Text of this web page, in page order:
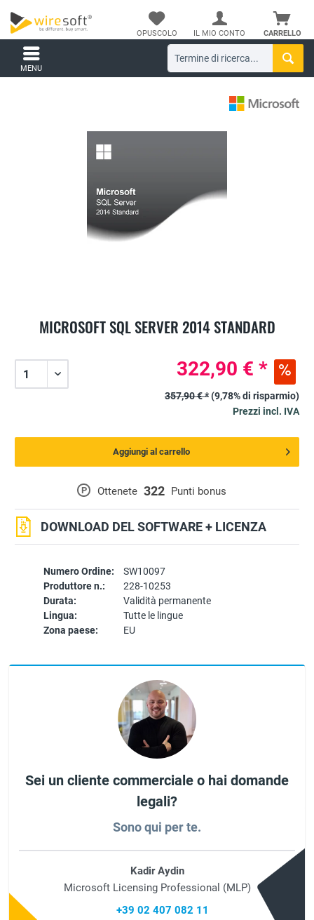
CARRELLO
OPUSCOLO IL MIO CONTO
MENU
MICROSOFT SQL SERVER 2014 STANDARD
Numero Ordine:
SW10097
Produttore n.:
228-10253
Durata:
Validità permanente
Lingua:
Tutte le lingue
Zona paese:
EU
P Ottenete 322 Punti bonus
DOWNLOAD DEL SOFTWARE + LICENZA
322,90 € *
357,90 € *(9,78% di risparmio)
Prezzi incl. IVA
Aggiungi al carrello
Sei un cliente commerciale o hai domande
legali?
Sono qui per te.
Kadir Aydin
Microsoft Licensing Professional (MLP)
+39 02 407 082 11